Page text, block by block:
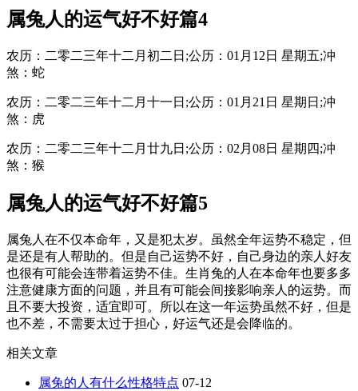
属兔人的运气好不好篇4
农历：二零二三年十二月初二日;公历：01月12日 星期五;冲
煞：蛇
农历：二零二三年十二月十一日;公历：01月21日 星期日;冲
煞：虎
农历：二零二三年十二月廿九日;公历：02月08日 星期四;冲
煞：猴
属兔人的运气好不好篇5
属兔人在不仅本命年，又是犯太岁。虽然全年运势不稳定，但
是还是有人帮助的。但是自己运势不好，自己身边的亲人好友
也很有可能会连带着运势不佳。生肖兔的人在本命年也要多多
注意健康方面的问题，并且有可能会间接影响亲人的运势。而
且不要大投资，适宜即可。所以在这一年运势虽然不好，但是
也不差，不需要太过于担心，好运气还是会降临的。
相关文章
属兔的人有什么性格特点 07-12